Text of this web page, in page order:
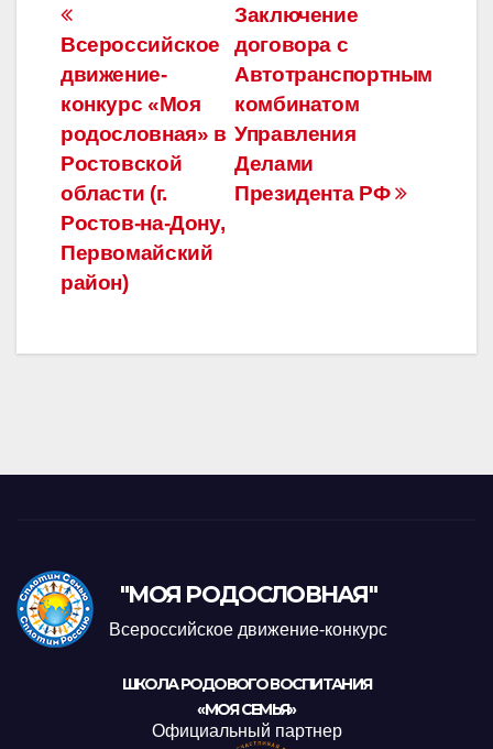
Навигация
по
записям
Заключение
договора с
Автотранспортным
комбинатом
Управления
Делами
Президента РФ
Всероссийское
движение-
конкурс «Моя
родословная» в
Ростовской
области (г.
Ростов-на-Дону,
Первомайский
район)
"МОЯ РОДОСЛОВНАЯ"
Всероссийское движение-конкурс
ШКОЛА РОДОВОГО ВОСПИТАНИЯ
«МОЯ СЕМЬЯ»
Официальный партнер